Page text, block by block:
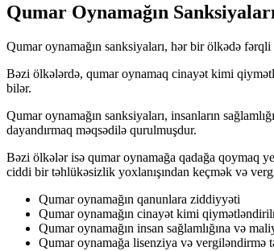
Qumar Oynamağın
Qumar oynamağın sanksiyaları, hər bir ölkədə
Bəzi ölkələrdə, qumar oynamaq cinayət kimi
bilər.
Qumar oynamağın sanksiyaları, insanların
dayandırmaq məqsədilə qurulmuşdur.
Bəzi ölkələr isə qumar oynamağa qadağa qoymaq
ciddi bir təhlükəsizlik yoxlanışından keçmək və
Qumar oynamağın qanunlara ziddiyyəti
Qumar oynamağın cinayət kimi
Qumar oynamağın insan sağlamlığına və
Qumar oynamağa lisenziya və vergiləndirmə